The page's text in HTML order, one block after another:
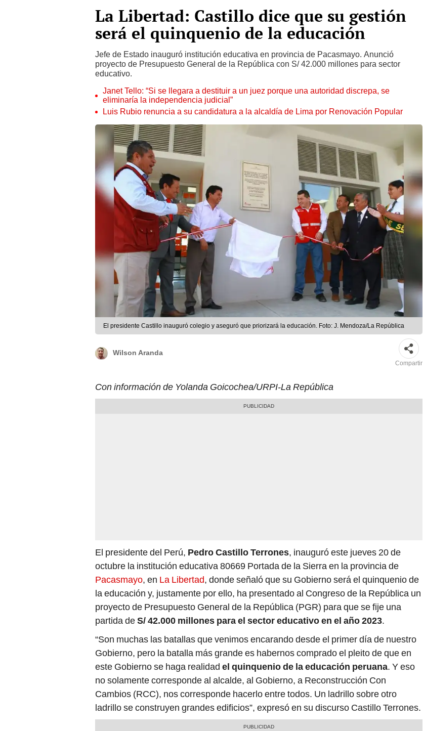
La Libertad: Castillo dice que su gestión
será el quinquenio de la educación
Jefe de Estado inauguró institución educativa en provincia de Pacasmayo. Anunció
proyecto de Presupuesto General de la República con S/ 42.000 millones para sector
educativo.
Janet Tello: “Si se llegara a destituir a un juez porque una autoridad discrepa, se
eliminaría la independencia judicial”
Luis Rubio renuncia a su candidatura a la alcaldía de Lima por Renovación Popular
El presidente Castillo inauguró colegio y aseguró que priorizará la educación. Foto: J. Mendoza/La República
Wilson Aranda
Compartir
Con información de Yolanda Goicochea/URPI-La República
El presidente del Perú, Pedro Castillo Terrones, inauguró este jueves 20 de
octubre la institución educativa 80669 Portada de la Sierra en la provincia de
Pacasmayo, en La Libertad, donde señaló que su Gobierno será el quinquenio de
la educación y, justamente por ello, ha presentado al Congreso de la República un
proyecto de Presupuesto General de la República (PGR) para que se fije una
partida deS/ 42.000 millones para el sector educativo en el año 2023.
“Son muchas las batallas que venimos encarando desde el primer día de nuestro
Gobierno, pero la batalla más grande es habernos comprado el pleito de que en
este Gobierno se haga realidad el quinquenio de la educación peruana. Y eso
no solamente corresponde al alcalde, al Gobierno, a Reconstrucción Con
Cambios (RCC), nos corresponde hacerlo entre todos. Un ladrillo sobre otro
ladrillo se construyen grandes edificios”, expresó en su discurso Castillo Terrones.